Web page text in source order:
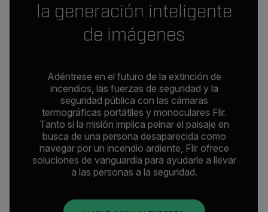
la generación inteligente
de imágenes
Adéntrese en el futuro de la extinción de
incendios, las fuerzas de seguridad y la
seguridad pública con las cámaras
termográficas portátiles y monoculares Flir.
Tanto si la misión implica peinar el paisaje en
busca de una persona desaparecida como
navegar por un incendio ardiente, Flir ofrece
soluciones de vanguardia para ayudarle a llevar
a las personas a la seguridad.